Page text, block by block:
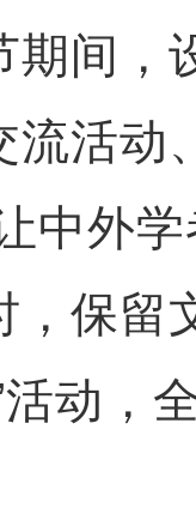
期间
流活动
中外
，保留
活动，